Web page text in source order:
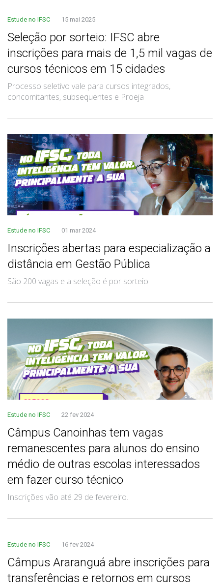
Estude no IFSC 15 mai 2025
Seleção por sorteio: IFSC abre
inscrições para mais de 1,5 mil vagas de
cursos técnicos em 15 cidades
Processo seletivo vale para cursos integrados,
concomitantes, subsequentes e Proeja
Estude no IFSC 01 mar 2024
Inscrições abertas para especialização a
distância em Gestão Pública
São 200 vagas e a seleção é por sorteio
Estude no IFSC 22 fev 2024
Câmpus Canoinhas tem vagas
remanescentes para alunos do ensino
médio de outras escolas interessados
em fazer curso técnico
Inscrições vão até 29 de fevereiro.
Estude no IFSC 16 fev 2024
Câmpus Araranguá abre inscrições para
transferências e retornos em cursos